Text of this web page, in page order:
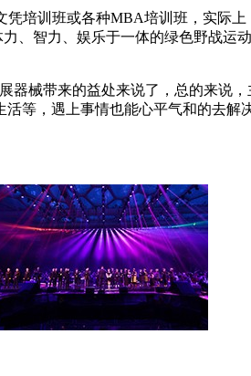
培训班或各种MBA培训班，实际
、智力、娱乐于一体的绿色野战
械带来的益处来说了，总的来说
等，遇上事情也能心平气和的去